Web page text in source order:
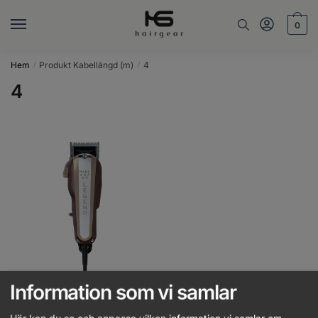
0
Hem / Produkt Kabellängd (m) / 4
4
WAHL – Legend
Information som vi samlar